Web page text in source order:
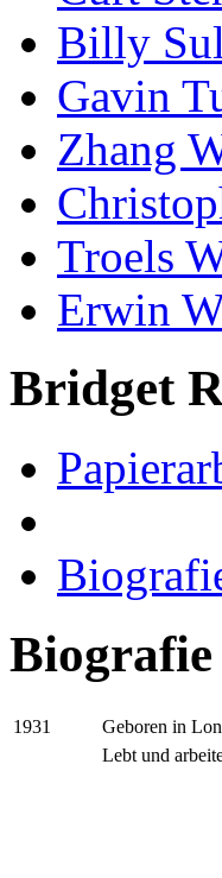
Billy
Gavin
Zhang
Troels
Erwin
Bridget
Biografie
1931
Geboren in
Lebt und